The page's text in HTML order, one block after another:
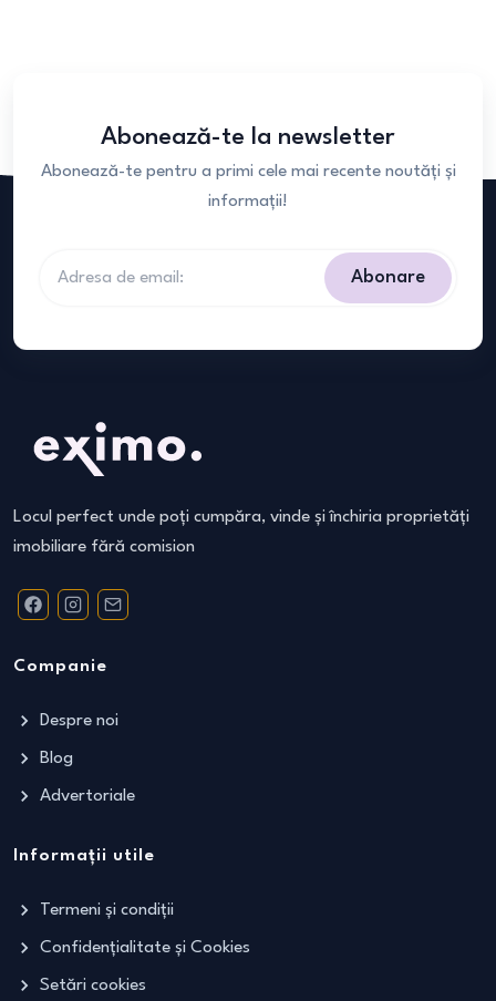
Abonează-te la newsletter
Abonează-te pentru a primi cele mai recente noutăți și
informații!
Abonare
Locul perfect unde poți cumpăra, vinde și închiria proprietăți
imobiliare fără comision
Companie
Despre noi
Blog
Advertoriale
Informații utile
Termeni și condiții
Confidențialitate și Cookies
Setări cookies